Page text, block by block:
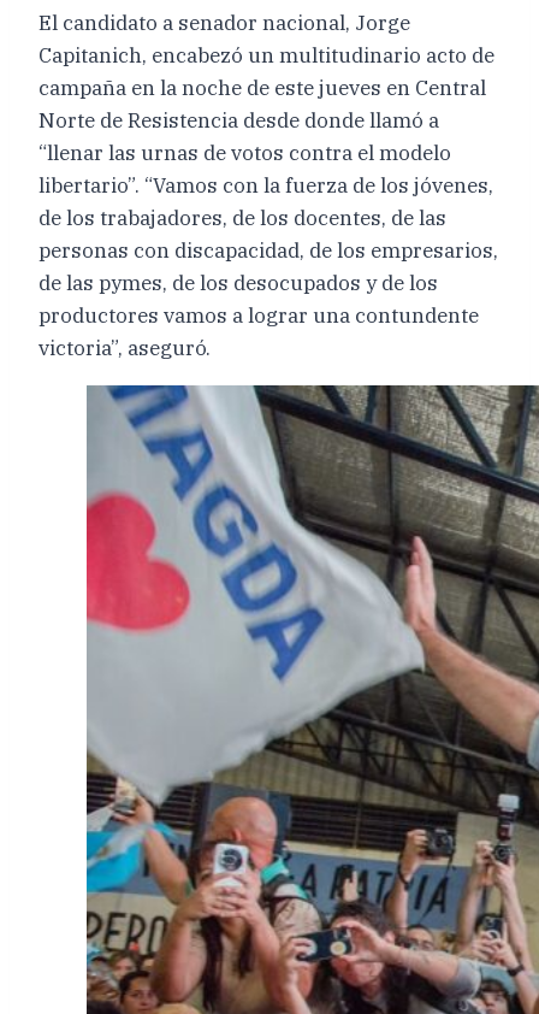
El candidato a senador nacional, Jorge
Capitanich, encabezó un multitudinario acto de
campaña en la noche de este jueves en Central
Norte de Resistencia desde donde llamó a
“llenar las urnas de votos contra el modelo
libertario”. “Vamos con la fuerza de los jóvenes,
de los trabajadores, de los docentes, de las
personas con discapacidad, de los empresarios,
de las pymes, de los desocupados y de los
productores vamos a lograr una contundente
victoria”, aseguró.